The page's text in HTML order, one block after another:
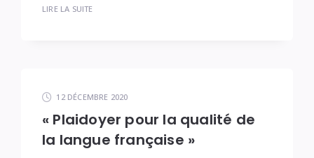
LIRE LA SUITE
12 DÉCEMBRE 2020
« Plaidoyer pour la qualité de
la langue française »